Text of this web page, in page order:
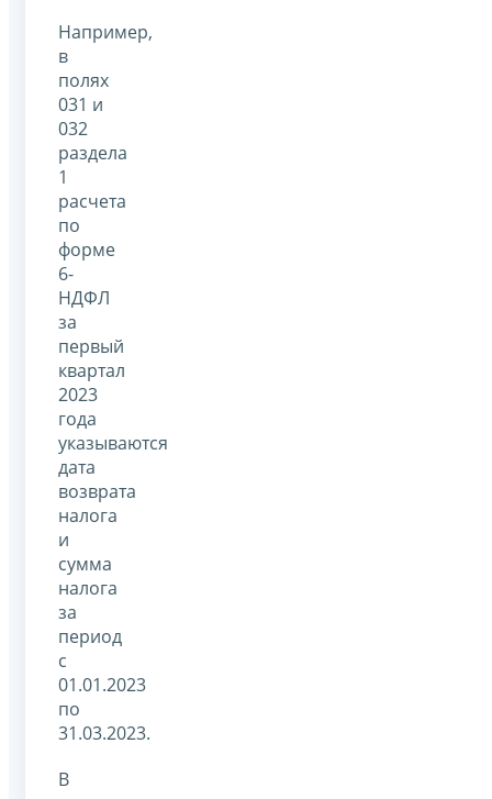
Например,
в
полях
031 и
032
раздела
1
расчета
по
форме
6-
НДФЛ
за
первый
квартал
2023
года
указываются
дата
возврата
налога
и
сумма
налога
за
период
с
01.01.2023
по
31.03.2023.
В